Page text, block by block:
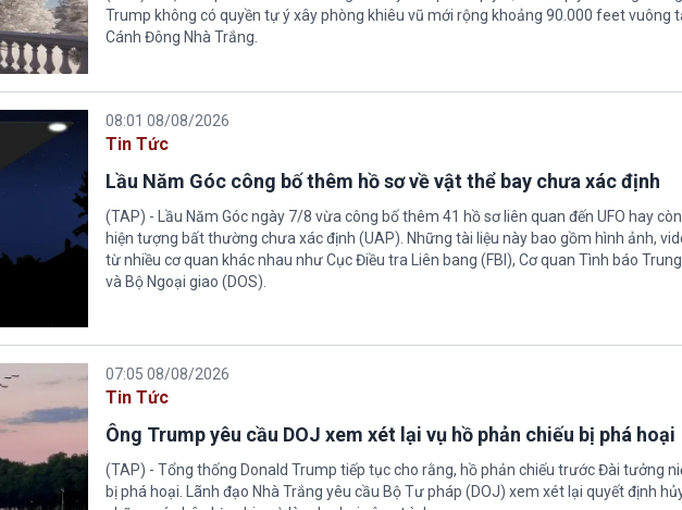
Trump không có quyền tự ý xây phòng khiêu vũ mới rộng khoảng 90.000 feet vuông
Cánh Đông Nhà Trắng.
08:01 08/08/2026
Tin Tức
Lầu Năm Góc công bố thêm hồ sơ về vật thể bay chưa xác định
(TAP) - Lầu Năm Góc ngày 7/8 vừa công bố thêm 41 hồ sơ liên quan đến UFO hay
hiện tượng bất thường chưa xác định (UAP). Những tài liệu này bao gồm hình ảnh,
từ nhiều cơ quan khác nhau như Cục Điều tra Liên bang (FBI), Cơ quan Tình báo
và Bộ Ngoại giao (DOS).
07:05 08/08/2026
Tin Tức
Ông Trump yêu cầu DOJ xem xét lại vụ hồ phản chiếu bị phá hoại
(TAP) - Tổng thống Donald Trump tiếp tục cho rằng, hồ phản chiếu trước Đài tưởng
bị phá hoại. Lãnh đạo Nhà Trắng yêu cầu Bộ Tư pháp (DOJ) xem xét lại quyết định